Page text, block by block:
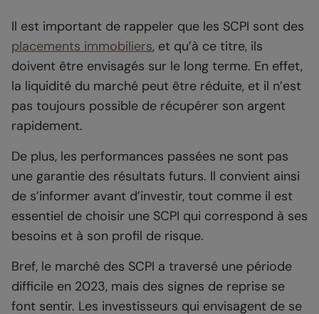
Il est important de rappeler que les SCPI sont des
placements immobiliers, et qu’à ce titre, ils
doivent être envisagés sur le long terme. En effet,
la liquidité du marché peut être réduite, et il n’est
pas toujours possible de récupérer son argent
rapidement.
De plus, les performances passées ne sont pas
une garantie des résultats futurs. Il convient ainsi
de s’informer avant d’investir, tout comme il est
essentiel de choisir une SCPI qui correspond à ses
besoins et à son profil de risque.
Bref, le marché des SCPI a traversé une période
difficile en 2023, mais des signes de reprise se
font sentir. Les investisseurs qui envisagent de se